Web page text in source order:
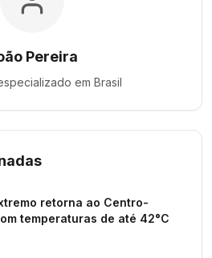
Pereira
em Brasil
retorna ao Centro-
temperaturas de até 42°C